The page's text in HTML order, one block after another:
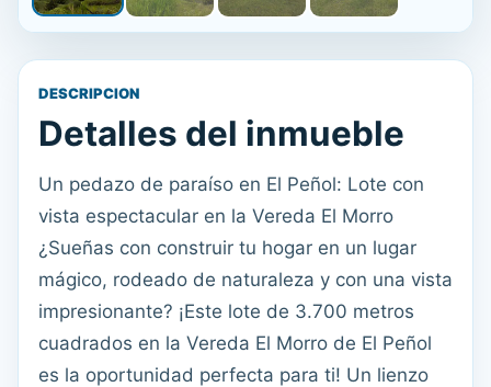
DESCRIPCION
Detalles del inmueble
Un pedazo de paraíso en El Peñol: Lote con
vista espectacular en la Vereda El Morro
¿Sueñas con construir tu hogar en un lugar
mágico, rodeado de naturaleza y con una vista
impresionante? ¡Este lote de 3.700 metros
cuadrados en la Vereda El Morro de El Peñol
es la oportunidad perfecta para ti! Un lienzo